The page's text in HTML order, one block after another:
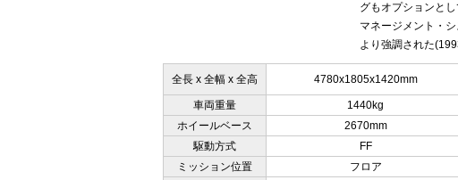
グもオプションと
マネージメント・
より強調された
全長 x 全幅 x 全高 4780x1805x1420mm
車両重量 1440kg
ホイールベース
2670mm
駆動方式
FF
ミッション位置
フロア